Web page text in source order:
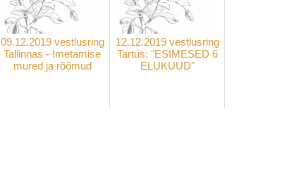
09.12.2019 vestlusring
Tallinnas - Imetamise
mured ja rõõmud
12.12.2019 vestlusring
Tartus: "ESIMESED 6
ELUKUUD"